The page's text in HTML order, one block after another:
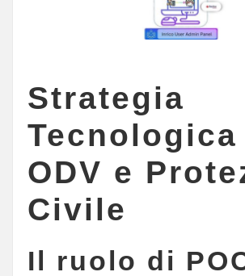
Strategia
Tecnologica
ODV e
Civile
Il ruolo di